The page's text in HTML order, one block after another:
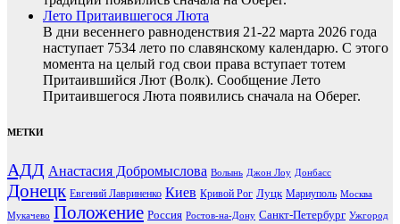
Лето Притаившегося Люта
В дни весеннего равноденствия 21-22 марта 2026 года
наступает 7534 лето по славянскому календарю. С этого
момента на целый год свои права вступает тотем
Притаившийся Лют (Волк). Сообщение Лето
Притаившегося Люта появились сначала на Оберег.
МЕТКИ
АДД Анастасия Добромыслова Волынь Джон Лоу Донбасс
Донецк Евгений Лавриненко Киев Кривой Рог Луцк Мариуполь Москва
Мукачево Положение Россия Ростов-на-Дону Санкт-Петербург Ужгород